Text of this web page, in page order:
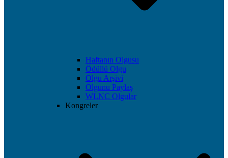
Haftanın Olgusu
Ödüllü Olgu
Olgu Arşivi
Olgunu Paylaş
WLNC Olgular
Kongreler